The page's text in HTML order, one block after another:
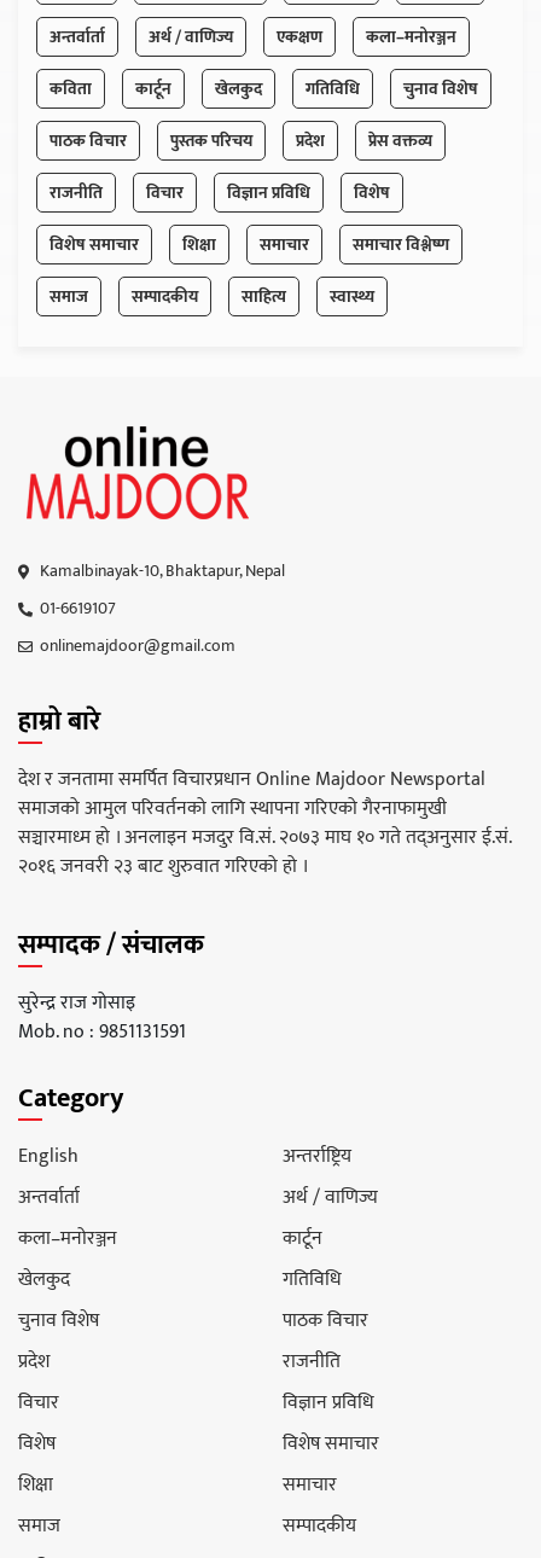
अन्तर्वार्ता
अर्थ / वाणिज्य एकक्षण
कला–मनोरञ्जन
कविता
कार्टून खेलकुद गतिविधि
चुनाव विशेष
पाठक विचार
पुस्तक परिचय प्रदेश
प्रेस वक्तव्य
राजनीति
विचार विज्ञान प्रविधि
विशेष
विशेष समाचार
शिक्षा समाचार
समाचार विश्लेष्ण
समाज
सम्पादकीय साहित्य स्वास्थ्य
Kamalbinayak-10, Bhaktapur, Nepal
01-6619107
onlinemajdoor@gmail.com
हाम्रो बारे
देश र जनतामा समर्पित विचारप्रधान Online Majdoor Newsportal
समाजको आमुल परिवर्तनको लागि स्थापना गरिएको गैरनाफामुखी
सञ्चारमाध्म हो । अनलाइन मजदुर वि.सं. २०७३ माघ १० गते तद्अनुसार ई.सं.
२०१६ जनवरी २३ बाट शुरुवात गरिएको हो ।
सम्पादक / संचालक
सुरेन्द्र राज गोसाइ
Mob. no : 9851131591
Category
English
अन्तर्राष्ट्रिय
अन्तर्वार्ता
अर्थ / वाणिज्य
कला–मनोरञ्जन
कार्टून
खेलकुद
गतिविधि
चुनाव विशेष
पाठक विचार
प्रदेश
राजनीति
विचार
विज्ञान प्रविधि
विशेष
विशेष समाचार
शिक्षा
समाचार
समाज
सम्पादकीय